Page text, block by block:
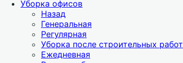
Уборка офисов
Назад
Генеральная
Регулярная
Уборка после строительных работ
Ежедневная